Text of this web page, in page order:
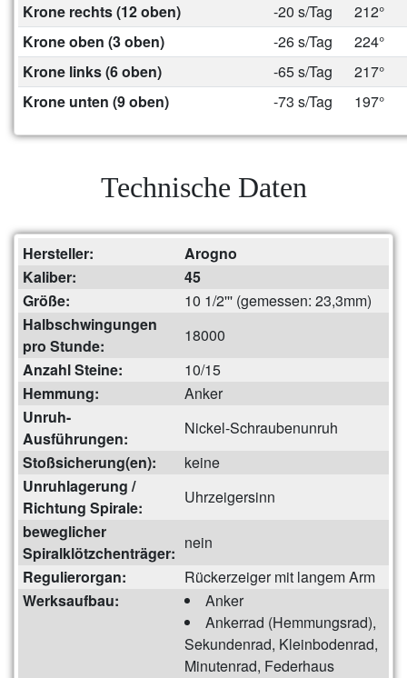
Krone rechts (12 oben)
-20 s/Tag
212°
Krone oben (3 oben)
-26 s/Tag
224°
Krone links (6 oben)
-65 s/Tag
217°
Krone unten (9 oben)
-73 s/Tag 197°
Technische Daten
Hersteller:
Arogno
Kaliber:
45
Größe:
10 1/2''' (gemessen: 23,3mm)
Halbschwingungen
pro Stunde:
18000
Anzahl Steine:
10/15
Hemmung:
Anker
Unruh-
Ausführungen:
Nickel-Schraubenunruh
Stoßsicherung(en):
keine
Unruhlagerung /
Richtung Spirale:
Uhrzeigersinn
beweglicher
Spiralklötzchenträger:
nein
Regulierorgan:
Rückerzeiger mit langem Arm
Werksaufbau:
Anker
Ankerrad (Hemmungsrad),
Sekundenrad, Kleinbodenrad,
Minutenrad, Federhaus